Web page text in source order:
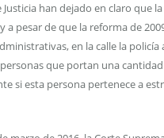
Justicia han dejado en claro que
a pesar de que la reforma de
en la calle la policía
que portan una
si esta persona pertenece a